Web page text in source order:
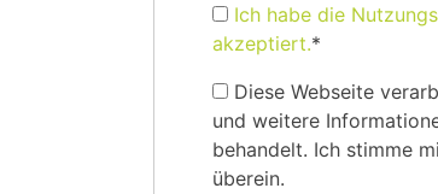
Ich habe die
akzeptiert.*
Diese Webseite
und weitere
behandelt. Ich stimme
überein.